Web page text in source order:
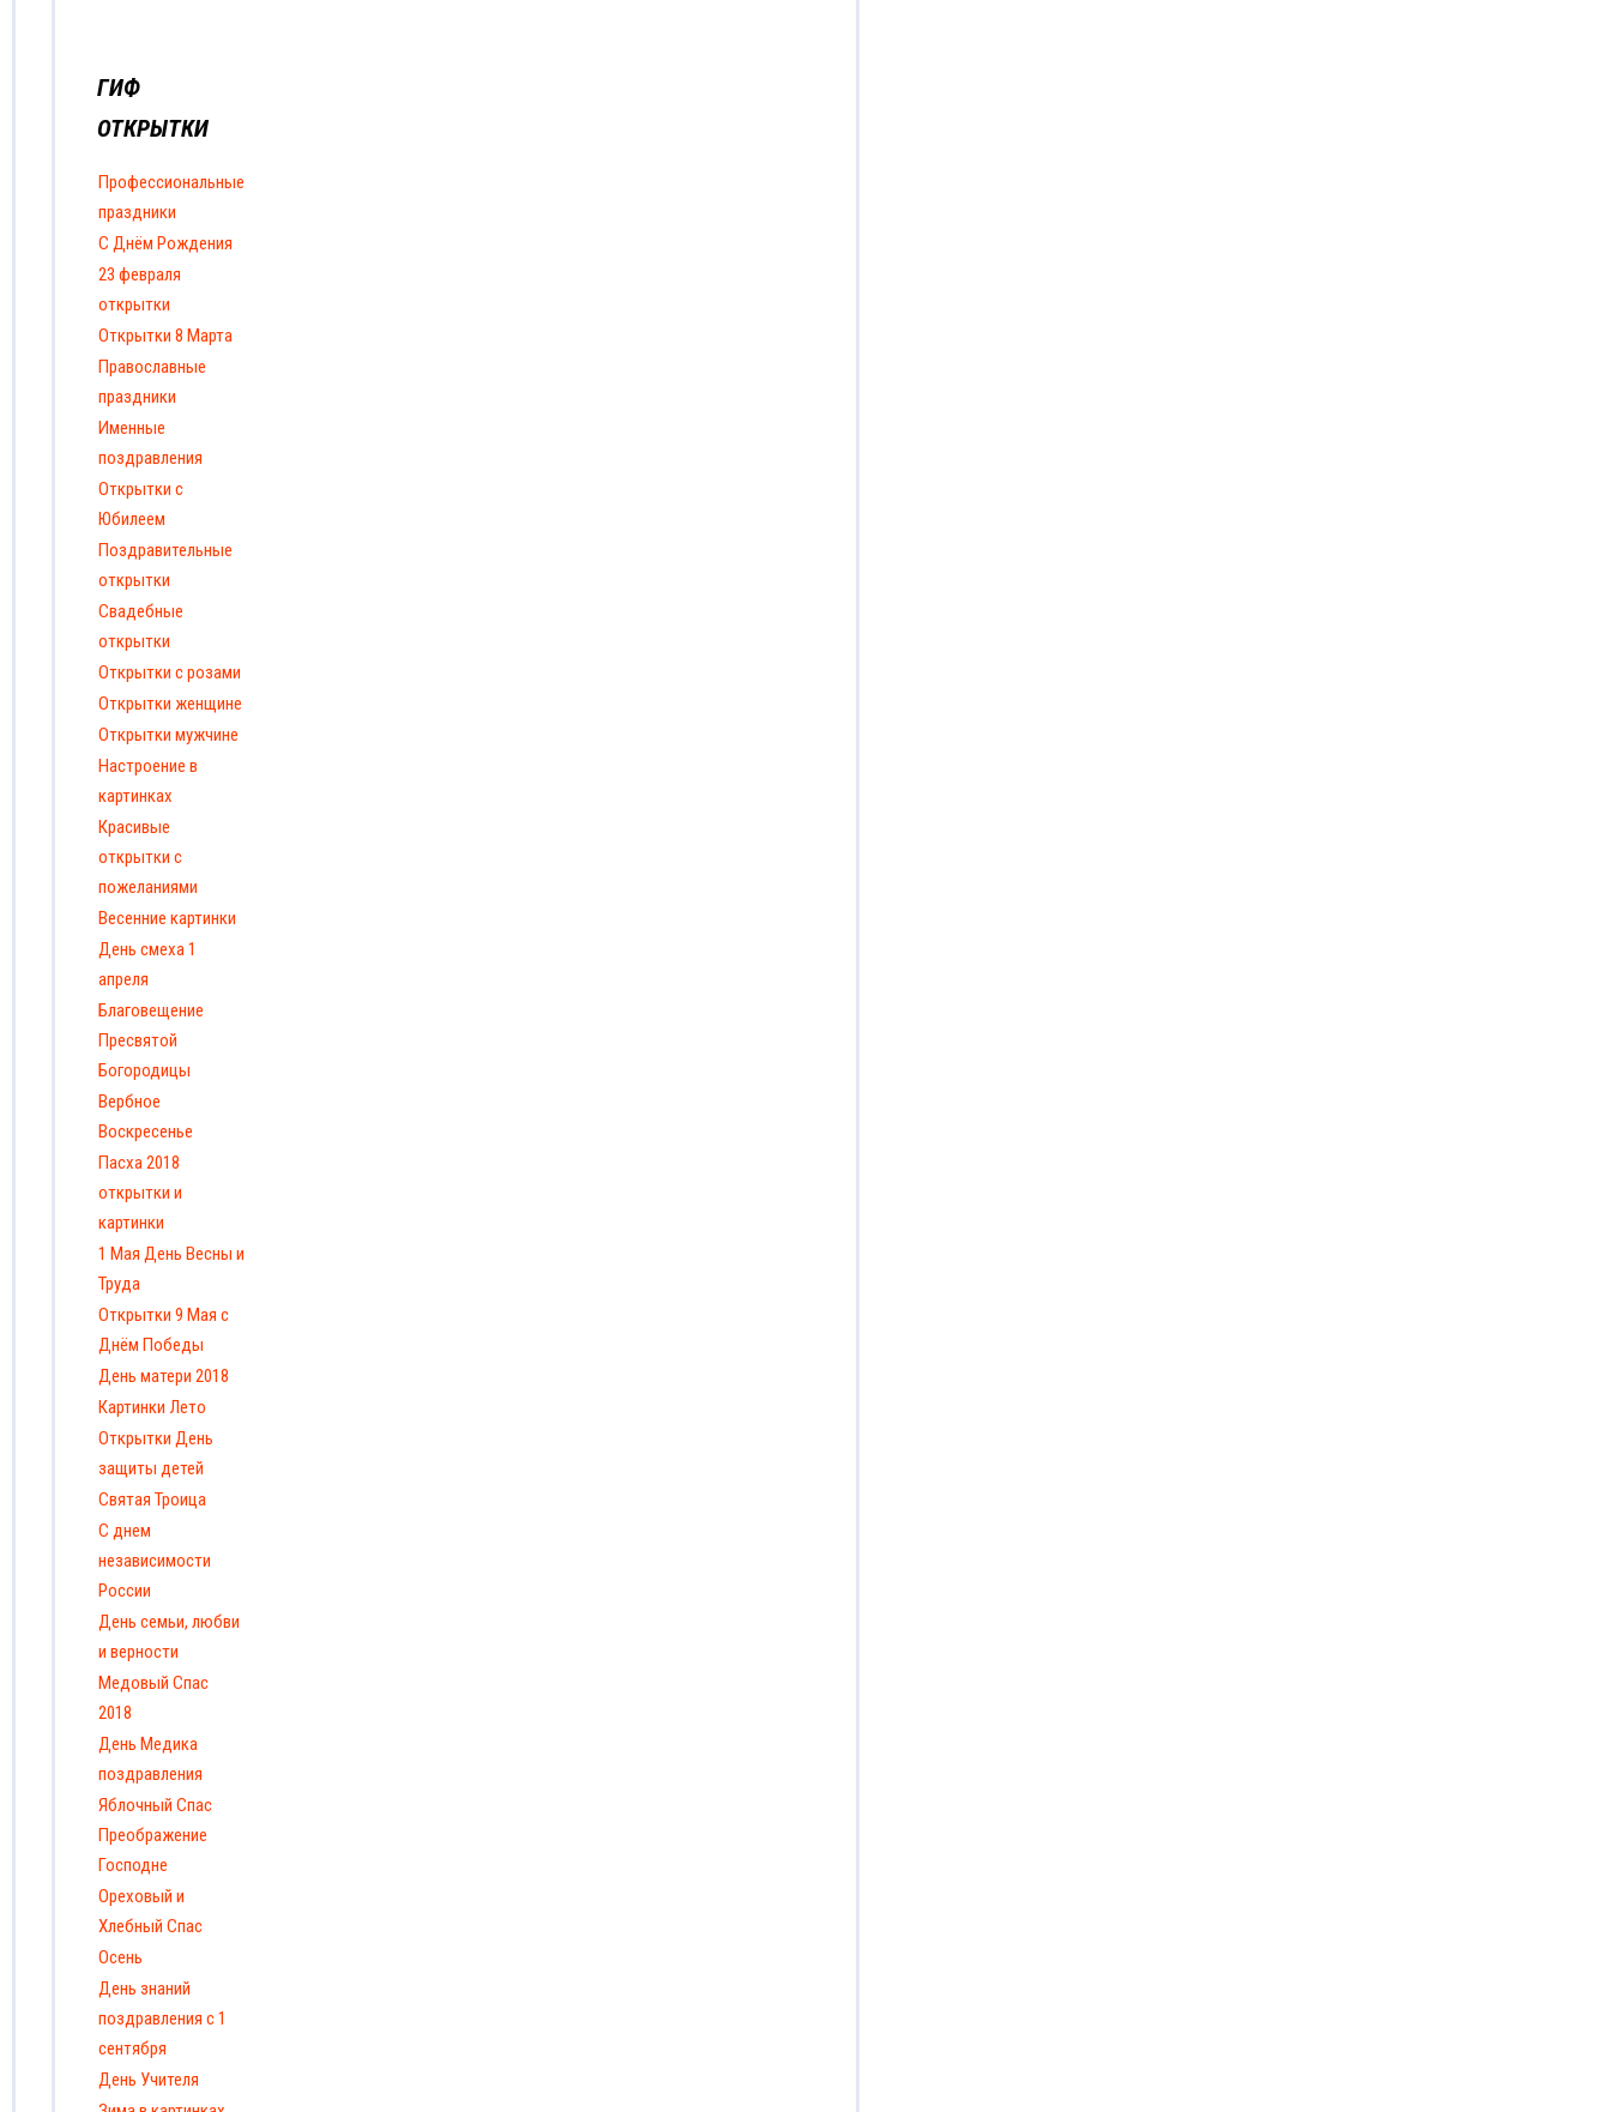
ГИФ
ОТКРЫТКИ
Профессиональные
праздники
С Днём Рождения
23 февраля
открытки
Открытки 8 Марта
Православные
праздники
Именные
поздравления
Открытки с
Юбилеем
Поздравительные
открытки
Свадебные
открытки
Открытки с розами
Открытки женщине
Открытки мужчине
Настроение в
картинках
Красивые
открытки с
пожеланиями
Весенние картинки
День смеха 1
апреля
Благовещение
Пресвятой
Богородицы
Вербное
Воскресенье
Пасха 2018
открытки и
картинки
1 Мая День Весны и
Труда
Открытки 9 Мая с
Днём Победы
День матери 2018
Картинки Лето
Открытки День
защиты детей
Святая Троица
С днем
независимости
России
День семьи, любви
и верности
Медовый Спас
2018
День Медика
поздравления
Яблочный Спас
Преображение
Господне
Ореховый и
Хлебный Спас
Осень
День знаний
поздравления с 1
сентября
День Учителя